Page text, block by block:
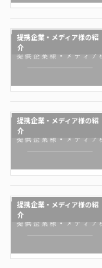
提携企業・メディア様の紹
介
提携企業・メディア様の紹
介
提携企業・メディア様の紹
介